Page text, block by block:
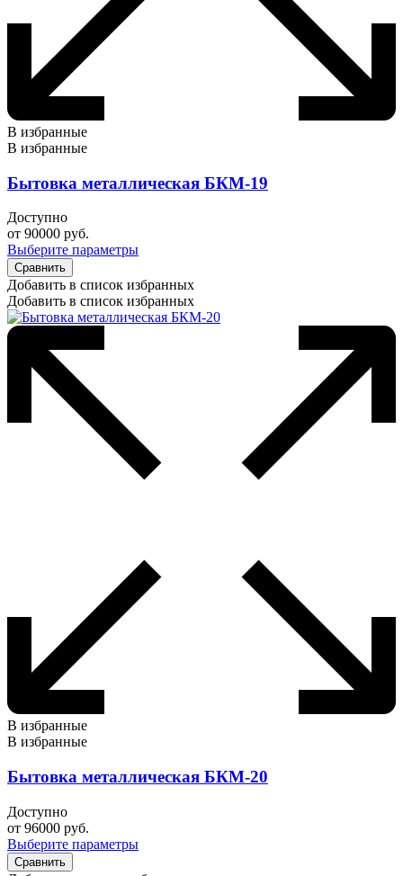
В избранные
В избранные
Бытовка металлическая БКМ-19
Доступно
от 90000 руб.
Выберите параметры
Сравнить
Добавить в список избранных
Добавить в список избранных
В избранные
В избранные
Бытовка металлическая БКМ-20
Доступно
от 96000 руб.
Выберите параметры
Сравнить